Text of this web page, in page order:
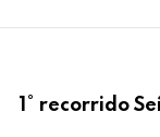
1° recorrido